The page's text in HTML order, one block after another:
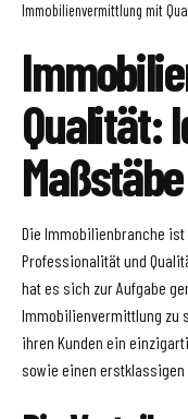
Immobilienvermittlung mit
Qualität:
Die Immobilienbranche ist
Professionalität und
hat es sich zur Aufgabe
Immobilienvermittlung zu
ihren Kunden ein
sowie einen